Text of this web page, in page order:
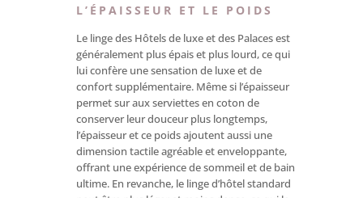
L’ ÉPAISSEUR ET LE POIDS
Le linge des Hôtels de luxe et des Palaces est
généralement plus épais et plus lourd, ce qui
lui confère une sensation de luxe et de
confort supplémentaire. Même si l’épaisseur
permet sur aux serviettes en coton de
conserver leur douceur plus longtemps,
l’épaisseur et ce poids ajoutent aussi une
dimension tactile agréable et enveloppante,
offrant une expérience de sommeil et de bain
ultime. En revanche, le linge d’hôtel standard